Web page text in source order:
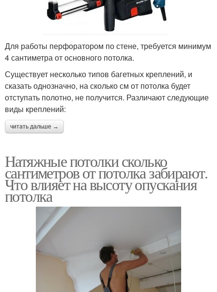
Для работы перфоратором по стене, требуется минимум
4 сантиметра от основного потолка.
Существует несколько типов багетных креплений, и
сказать однозначно, на сколько см от потолка будет
отступать полотно, не получится. Различают следующие
виды креплений:
читать дальше →
Натяжные потолки сколько
сантиметров от потолка забирают.
Что влияет на высоту опускания
потолка